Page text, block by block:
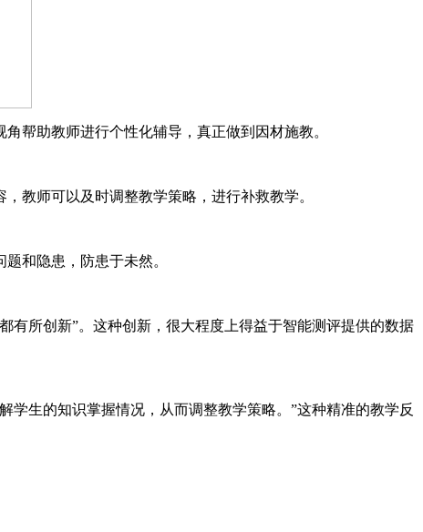
帮助教师进行个性化辅导，真正做到因材施教。
教师可以及时调整教学策略，进行补救教学。
和隐患，防患于未然。
有所创新”。这种创新，很大程度上得益于智能测评提供的数据
生的知识掌握情况，从而调整教学策略。”这种精准的教学反